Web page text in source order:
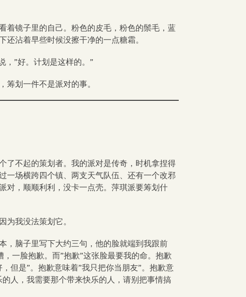
着镜子里的自己。粉色的皮毛，粉色的鬃毛，蓝
还沾着早些时候没擦干净的一点糖霜。
，”好。计划是这样的。”
筹划一件不是派对的事。
了不起的策划者。我的派对是传奇，时机拿捏得
一场横跨四个镇、两支天气队伍、还有一个改邪
对，顺顺利利，没卡一点壳。萍琪派要筹划什
为我没法策划它。
，脑子里写下大约三句，他的脸就端到我跟前
一脸抱歉。而”抱歉”这张脸最要我的命。抱歉
但是”。抱歉意味着”我只把你当朋友”。抱歉意
人，我需要那个带来快乐的人，请别把事情搞